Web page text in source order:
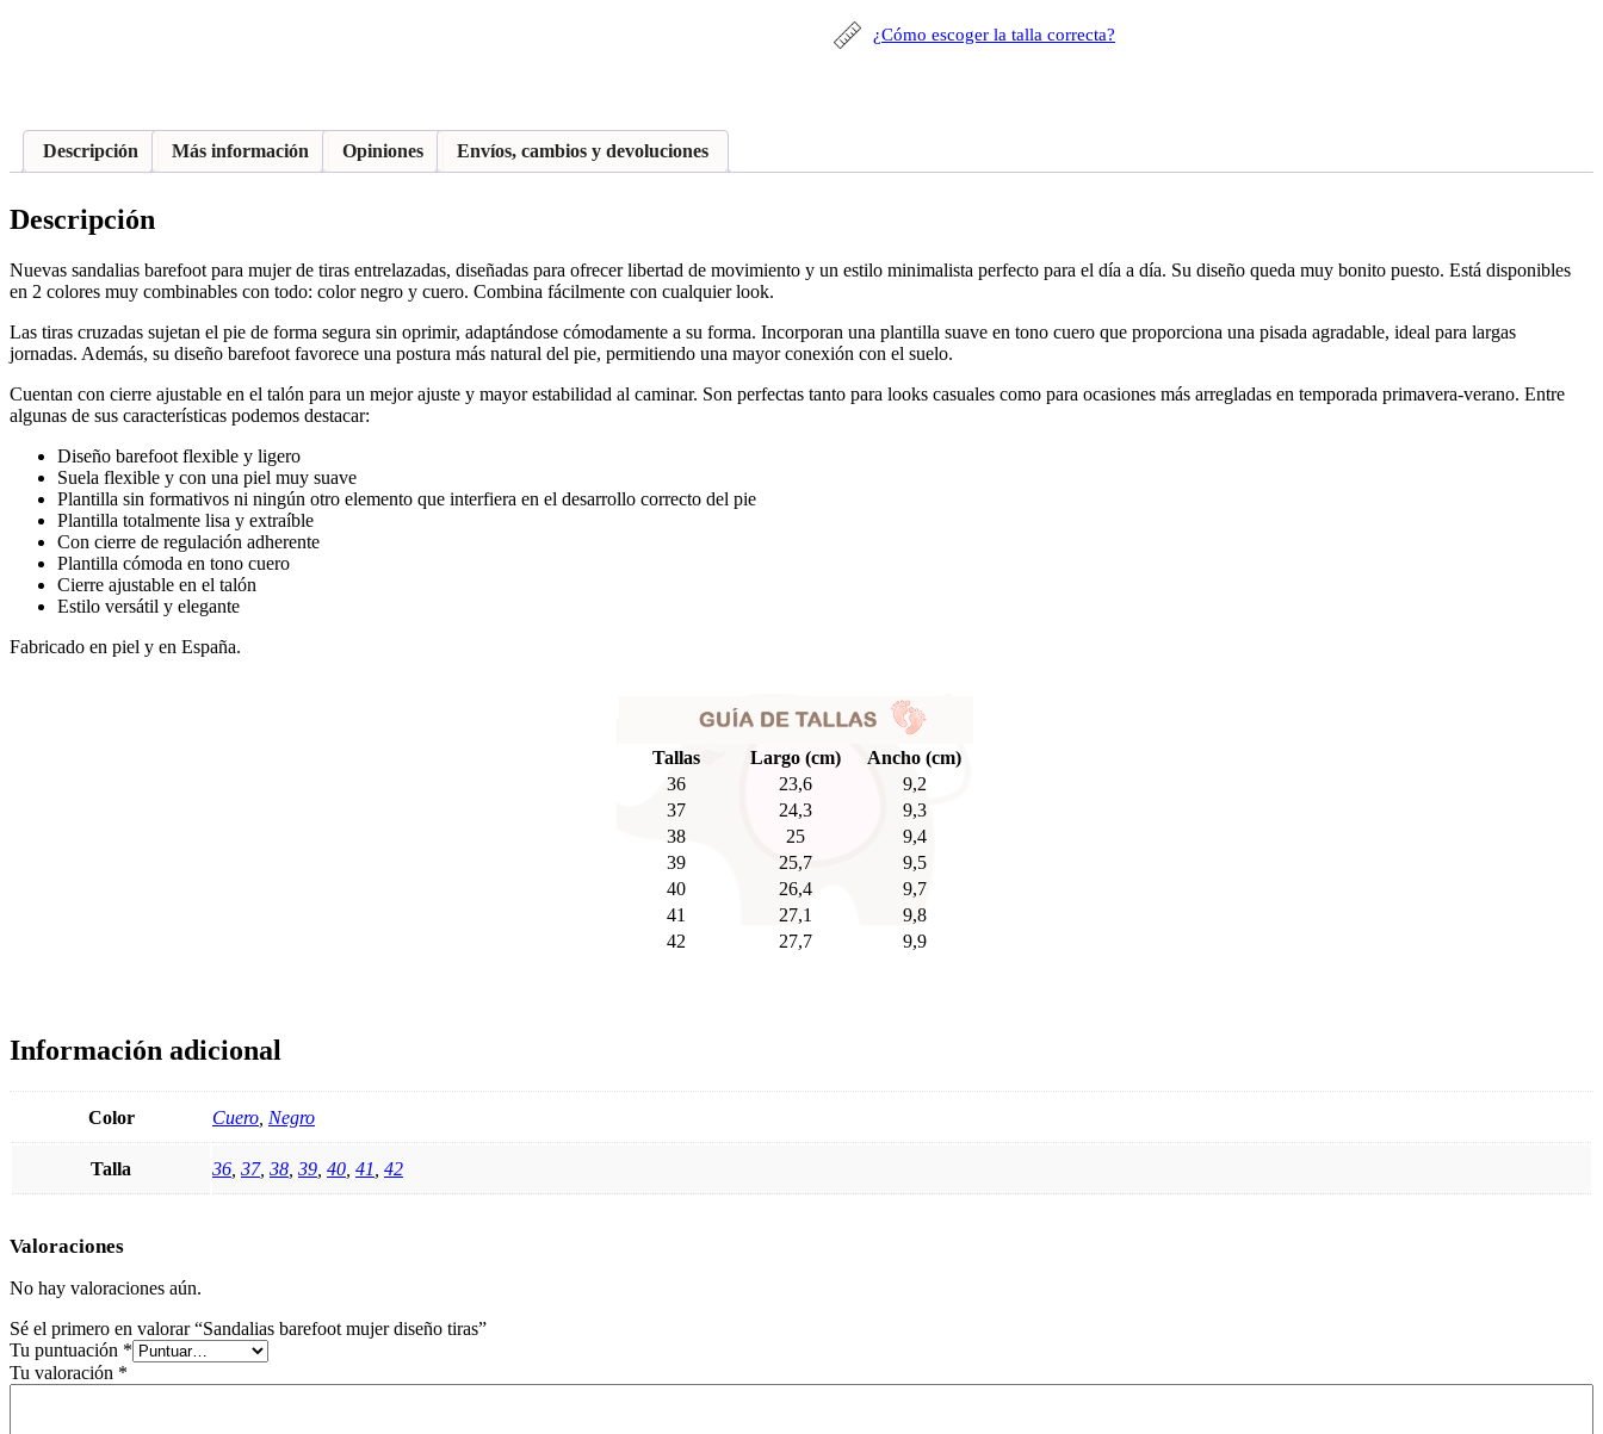
¿Cómo escoger la talla correcta?
Descripción Más información Opiniones Envíos, cambios y devoluciones
Descripción
Nuevas sandalias barefoot para mujer de tiras entrelazadas, diseñadas para ofrecer libertad de movimiento y un estilo minimalista perfecto para el día a día. Su diseño queda muy bonito puesto. Está disponibles
en 2 colores muy combinables con todo: color negro y cuero. Combina fácilmente con cualquier look.
Las tiras cruzadas sujetan el pie de forma segura sin oprimir, adaptándose cómodamente a su forma. Incorporan una plantilla suave en tono cuero que proporciona una pisada agradable, ideal para largas
jornadas. Además, su diseño barefoot favorece una postura más natural del pie, permitiendo una mayor conexión con el suelo.
Cuentan con cierre ajustable en el talón para un mejor ajuste y mayor estabilidad al caminar. Son perfectas tanto para looks casuales como para ocasiones más arregladas en temporada primavera-verano. Entre
algunas de sus características podemos destacar:
Diseño barefoot flexible y ligero
Suela flexible y con una piel muy suave
Plantilla sin formativos ni ningún otro elemento que interfiera en el desarrollo correcto del pie
Plantilla totalmente lisa y extraíble
Con cierre de regulación adherente
Plantilla cómoda en tono cuero
Cierre ajustable en el talón
Estilo versátil y elegante
Fabricado en piel y en España.
Tallas Largo (cm)
Ancho (cm)
36
23,6
9,2
37
24,3
9,3
38
25
9,4
39
25,7
9,5
40
26,4
9,7
41
27,1
9,8
42
27,7 9,9
Información adicional
Color Cuero Negro
Talla 36 37, 38 39 40 41 42
Valoraciones
No hay valoraciones aún.
Sé el primero en valorar “Sandalias barefoot mujer diseño tiras”
Tu puntuación *
Tu valoración *